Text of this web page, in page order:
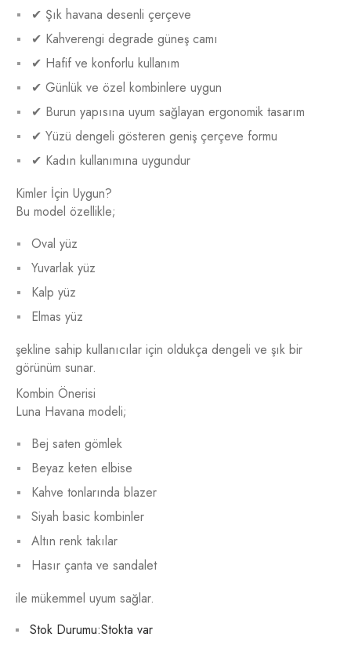
✔ Şık havana desenli çerçeve
✔ Kahverengi degrade güneş camı
✔ Hafif ve konforlu kullanım
✔ Günlük ve özel kombinlere uygun
✔ Burun yapısına uyum sağlayan ergonomik tasarım
✔ Yüzü dengeli gösteren geniş çerçeve formu
✔ Kadın kullanımına uygundur
Kimler İçin Uygun?
Bu model özellikle;
Oval yüz
Yuvarlak yüz
Kalp yüz
Elmas yüz
şekline sahip kullanıcılar için oldukça dengeli ve şık bir
görünüm sunar.
Kombin Önerisi
Luna Havana modeli;
Bej saten gömlek
Beyaz keten elbise
Kahve tonlarında blazer
Siyah basic kombinler
Altın renk takılar
Hasır çanta ve sandalet
ile mükemmel uyum sağlar.
Stok Durumu:Stokta var